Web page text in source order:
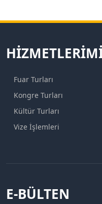
Fuar Turları
Kongre Turları
Kültür Turları
Vize İşlemleri
E-BÜLTEN